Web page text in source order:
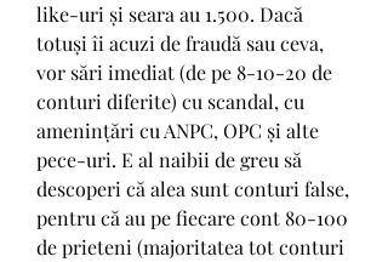
like-uri și seara au 1.500. Dacă
totuși îi acuzi de fraudă sau ceva,
vor sări imediat (de pe 8-10-20 de
conturi diferite) cu scandal, cu
amenințări cu ANPC, OPC și alte
pece-uri. E al naibii de greu să
descoperi că alea sunt conturi false,
pentru că au pe fiecare cont 80-100
de prieteni (majoritatea tot conturi